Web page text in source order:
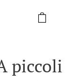
piccoli